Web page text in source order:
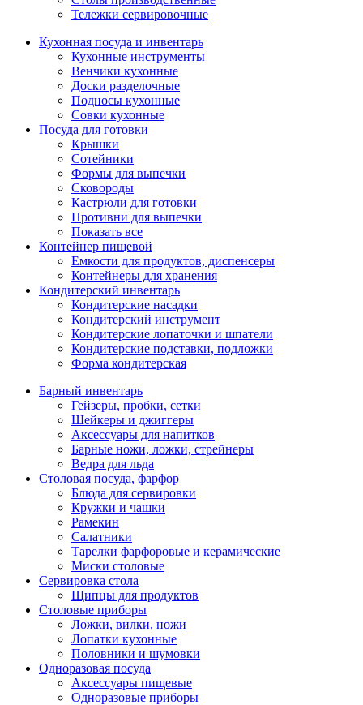
Тележки сервировочные
Кухонная посуда и инвентарь
Кухонные инструменты
Венчики кухонные
Доски разделочные
Подносы кухонные
Совки кухонные
Посуда для готовки
Крышки
Сотейники
Формы для выпечки
Сковороды
Кастрюли для готовки
Противни для выпечки
Показать все
Контейнер пищевой
Емкости для продуктов, диспенсеры
Контейнеры для хранения
Кондитерский инвентарь
Кондитерские насадки
Кондитерский инструмент
Кондитерские лопаточки и шпатели
Кондитерские подставки, подложки
Форма кондитерская
Барный инвентарь
Гейзеры, пробки, сетки
Шейкеры и джиггеры
Аксессуары для напитков
Барные ножи, ложки, стрейнеры
Ведра для льда
Столовая посуда, фарфор
Блюда для сервировки
Кружки и чашки
Рамекин
Салатники
Тарелки фарфоровые и керамические
Миски столовые
Сервировка стола
Щипцы для продуктов
Столовые приборы
Ложки, вилки, ножи
Лопатки кухонные
Половники и шумовки
Одноразовая посуда
Аксессуары пищевые
Одноразовые приборы